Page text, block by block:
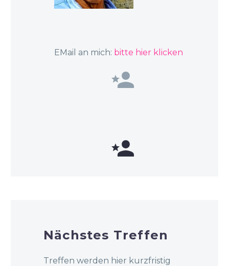
EMail an mich: bitte hier klicken




Nächstes Treffen
Treffen werden hier kurzfristig